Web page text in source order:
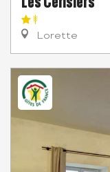
Lorette